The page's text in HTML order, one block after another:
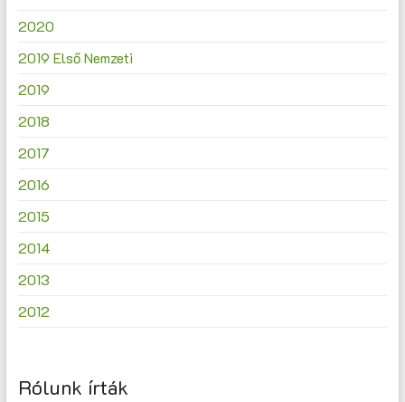
2020
2019 Első Nemzeti
2019
2018
2017
2016
2015
2014
2013
2012
Rólunk írták